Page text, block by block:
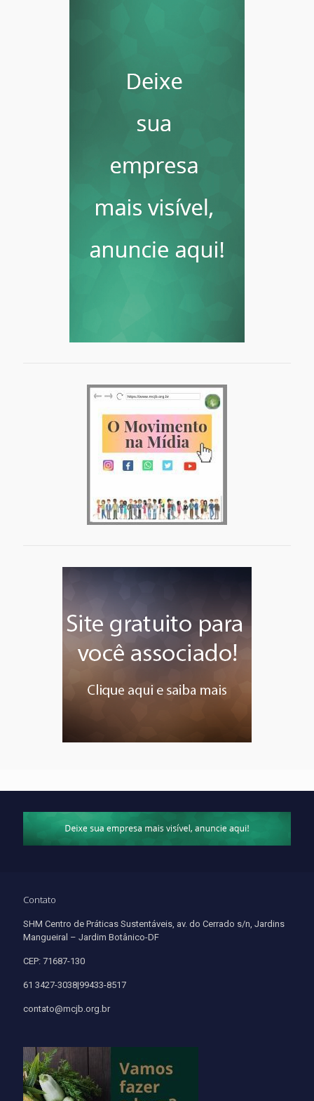
Contato
SHM Centro de Práticas Sustentáveis, av. do Cerrado s/n, Jardins
Mangueiral – Jardim Botânico-DF
CEP: 71687-130
61 3427-3038|99433-8517
contato@mcjb.org.br